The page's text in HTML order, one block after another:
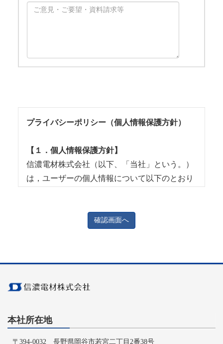
プライバシーポリシー（個人情報保護方針）
【１．個人情報保護方針】
信濃電材株式会社（以下、「当社」という。）
は，ユーザーの個人情報について以下のとおり
どのような個人情報を取得し、どのように利
す。
【２．事業者情報】
住所：長野県岡谷市若宮二丁目2番38号
本社所在地
〒394-0032 長野県岡谷市若宮二丁目2番38号